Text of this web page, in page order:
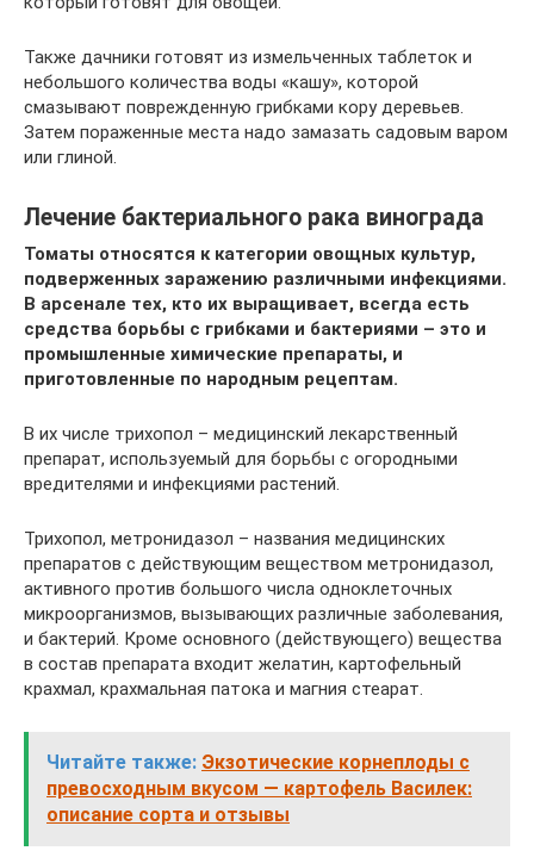
Также дачники готовят из измельченных таблеток и
небольшого количества воды «кашу», которой
смазывают поврежденную грибками кору деревьев.
Затем пораженные места надо замазать садовым варом
или глиной.
Лечение бактериального рака винограда
Томаты относятся к категории овощных культур,
подверженных заражению различными инфекциями.
В арсенале тех, кто их выращивает, всегда есть
средства борьбы с грибками и бактериями – это и
промышленные химические препараты, и
приготовленные по народным рецептам.
В их числе трихопол – медицинский лекарственный
препарат, используемый для борьбы с огородными
вредителями и инфекциями растений.
Трихопол, метронидазол – названия медицинских
препаратов с действующим веществом метронидазол,
активного против большого числа одноклеточных
микроорганизмов, вызывающих различные заболевания,
и бактерий. Кроме основного (действующего) вещества
в состав препарата входит желатин, картофельный
крахмал, крахмальная патока и магния стеарат.
Читайте также: Экзотические корнеплоды с
превосходным вкусом — картофель Василек:
описание сорта и отзывы